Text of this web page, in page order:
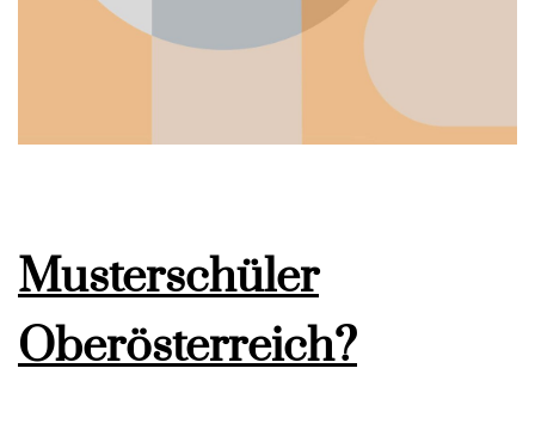
Musterschüler
Oberösterreich?